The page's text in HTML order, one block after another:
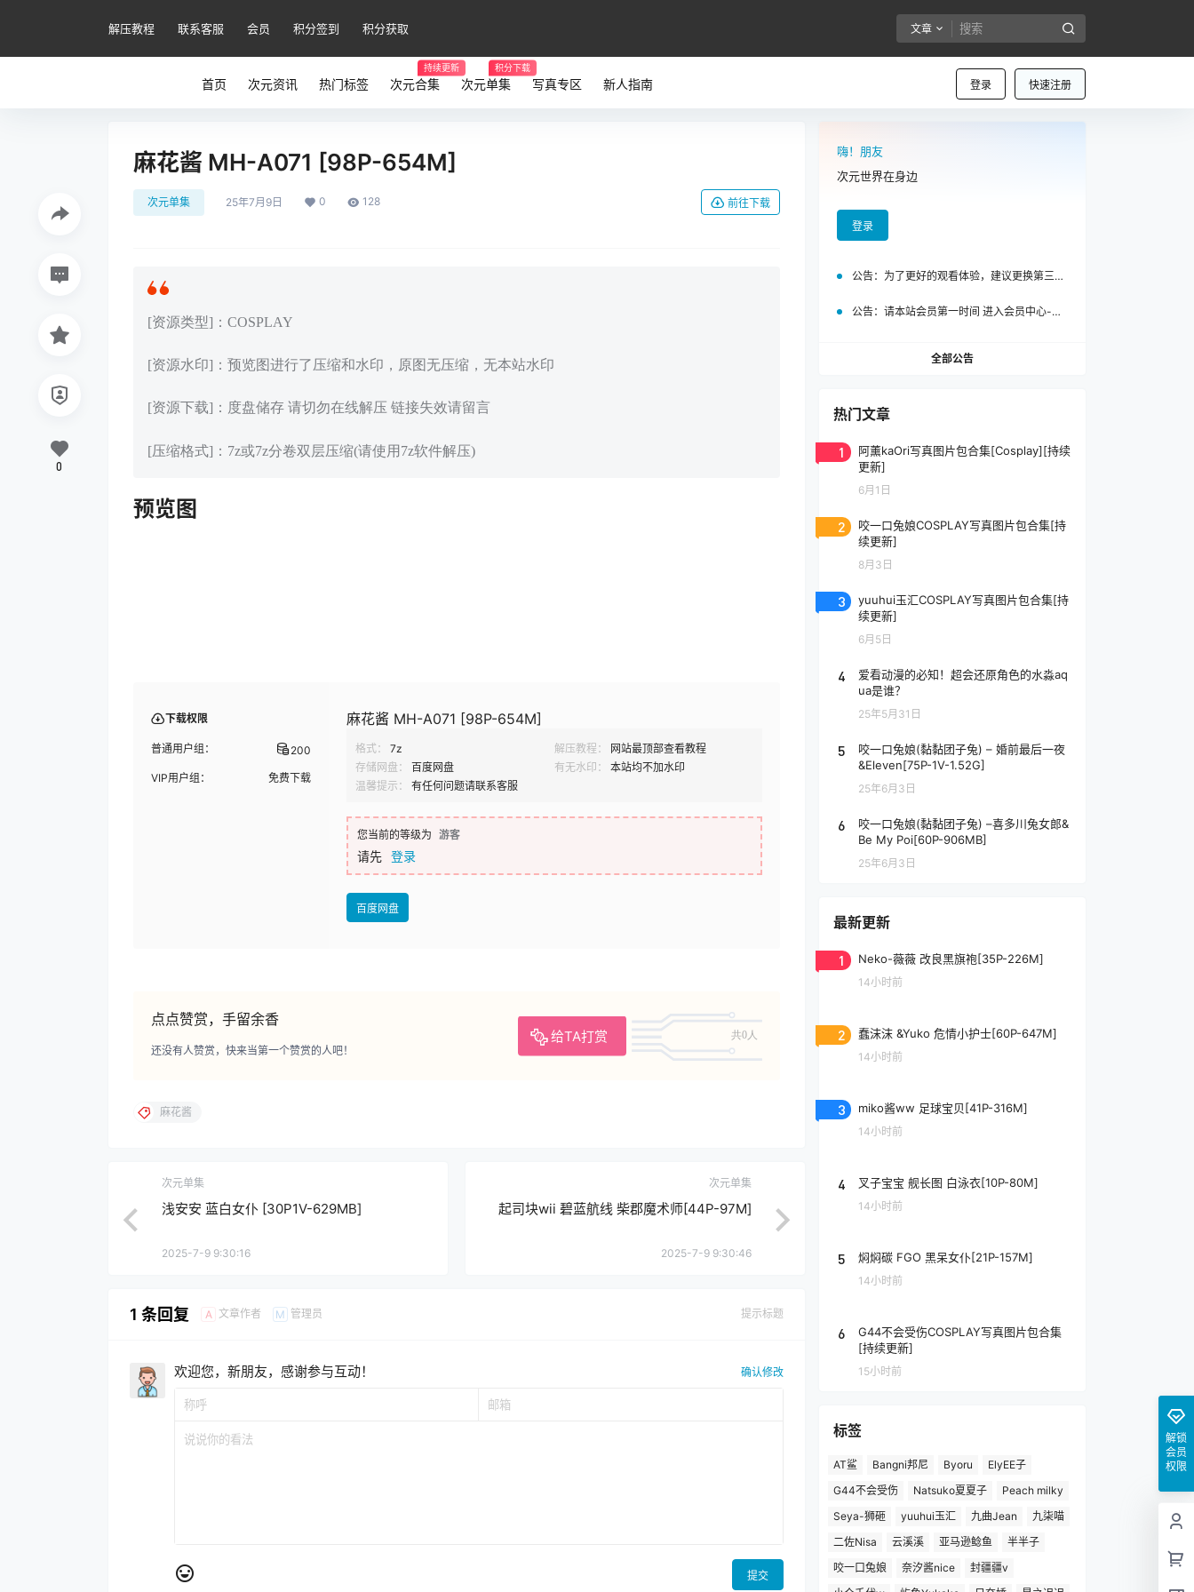
解压教程 联系客服 会员 积分签到 积分获取 文章
登录 快速注册
首页 次元资讯 热门标签 次元合集
持续更新
次元单集
积分下载
写真专区 新人指南
麻花酱 MH-A071 [98P-654M]
次元单集 25年7月9日 0 128 前往下载
[资源类型]：COSPLAY
[资源水印]：预览图进行了压缩和水印，原图无压缩，无本站水印
[资源下载]：度盘储存 请切勿在线解压 链接失效请留言
[压缩格式]：7z或7z分卷双层压缩(请使用7z软件解压)
预览图
下载权限
普通用户组： 200
VIP用户组： 免费下载
麻花酱 MH-A071 [98P-654M]
格式： 7z 解压教程：
网站最顶部查看教程
存储网盘：
百度网盘 有无水印：
本站均不加水印
温馨提示：
有任何问题请联系客服
您当前的等级为 游客
请先 登录
百度网盘
点点赞赏，手留余香
给TA打赏 共0人
还没有人赞赏，快来当第一个赞赏的人吧！
0
麻花酱
次元单集
浅安安 蓝白女仆 [30P1V-629MB]
2025-7-9 9:30:16
次元单集
起司块wii 碧蓝航线 柴郡魔术师[44P-97M]
2025-7-9 9:30:46
1 条回复 A 文章作者 M 管理员 提示标题
欢迎您，新朋友，感谢参与互动！ 确认修改
提交
嗨！朋友
次元世界在身边
登录
公告： 为了更好的观看体验，建议更换第三方浏览器访问泡面站
公告： 请本站会员第一时间 进入会员中心-我的设置中为您的账号绑定邮箱!
全部公告
热门文章
1
阿薰kaOri写真图片包合集[Cosplay][持续
更新]
6月1日
2
咬一口兔娘COSPLAY写真图片包合集[持
续更新]
8月3日
3
yuuhui玉汇COSPLAY写真图片包合集[持
续更新]
6月5日
4
爱看动漫的必知！超会还原角色的水淼aq
ua是谁？
25年5月31日
5
咬一口兔娘(黏黏团子兔) – 婚前最后一夜
&Eleven[75P-1V-1.52G]
25年6月3日
6
咬一口兔娘(黏黏团子兔) –喜多川兔女郎&
Be My Poi[60P-906MB]
25年6月3日
最新更新
1 Neko-薇薇 改良黑旗袍[35P-226M]
14小时前
2 蠢沫沫 &Yuko 危情小护士[60P-647M]
14小时前
3 miko酱ww 足球宝贝[41P-316M]
14小时前
4 叉子宝宝 舰长图 白泳衣[10P-80M]
14小时前
5 焖焖碳 FGO 黑呆女仆[21P-157M]
14小时前
6
G44不会受伤COSPLAY写真图片包合集
[持续更新]
15小时前
标签
AT鲨 Bangni邦尼 Byoru
ElyEE子
G44不会受伤
Natsuko夏夏子
Peach milky
Seya-狮砸
yuuhui玉汇 九曲Jean
九柒喵
二佐Nisa
云溪溪 亚马逊鲶鱼
半半子
咬一口兔娘
奈汐酱nice
封疆疆v
解锁
会员
权限